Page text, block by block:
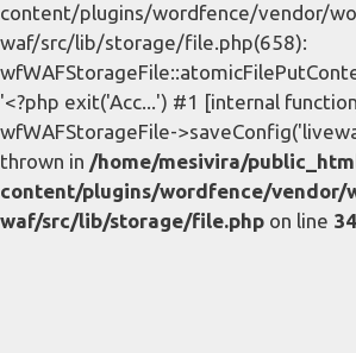
content/plugins/wordfence/vendor/
waf/src/lib/storage/file.php(658):
'<?php exit('Acc...') #1 [internal
wfWAFStorageFile-
thrown in /home/mesivira/
content/plugins/wordfence/vendor/
waf/src/lib/storage/file.php on line 34